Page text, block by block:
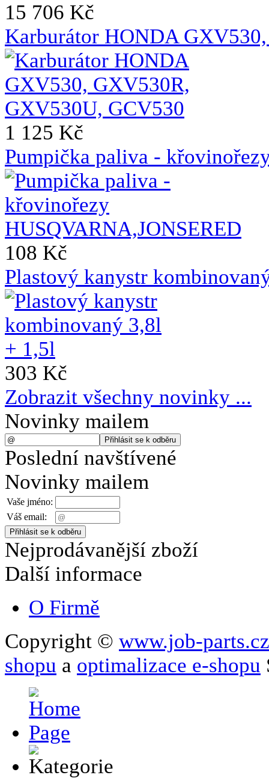
15 706 Kč
Karburátor HONDA
1 125 Kč
Pumpička paliva -
108 Kč
Plastový kanystr
303 Kč
Zobrazit všechny novinky ...
Novinky mailem
Poslední navštívené
Novinky mailem
Vaše jméno:
Váš email:
Nejprodávanější zboží
Další informace
O Firmě
Copyright © www.job-parts.cz
shopu a optimalizace e-shopu